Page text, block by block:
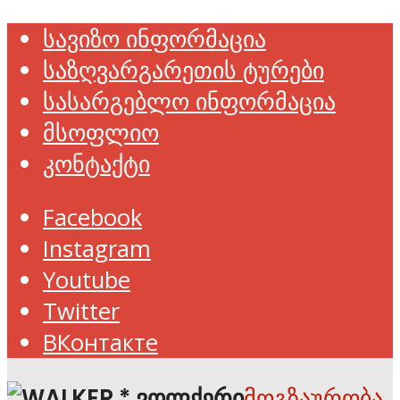
სავიზო ინფორმაცია
საზღვარგარეთის ტურები
სასარგებლო ინფორმაცია
მსოფლიო
კონტაქტი
Facebook
Instagram
Youtube
Twitter
ВКонтакте